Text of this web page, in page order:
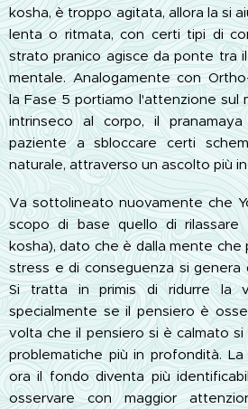
kosha, è troppo agitata, allora la si
lenta o ritmata, con certi tipi di
strato pranico agisce da ponte tra
mentale. Analogamente con
la Fase 5 portiamo l'attenzione sul
intrinseco al corpo, il
paziente a sbloccare certi
naturale, attraverso un ascolto più
Va sottolineato nuovamente che
scopo di base quello di rilassare
kosha), dato che è dalla mente
stress e di conseguenza si genera
Si tratta in primis di ridurre la
specialmente se il pensiero è
volta che il pensiero si è calmato
problematiche più in profondità.
ora il fondo diventa più
osservare con maggior